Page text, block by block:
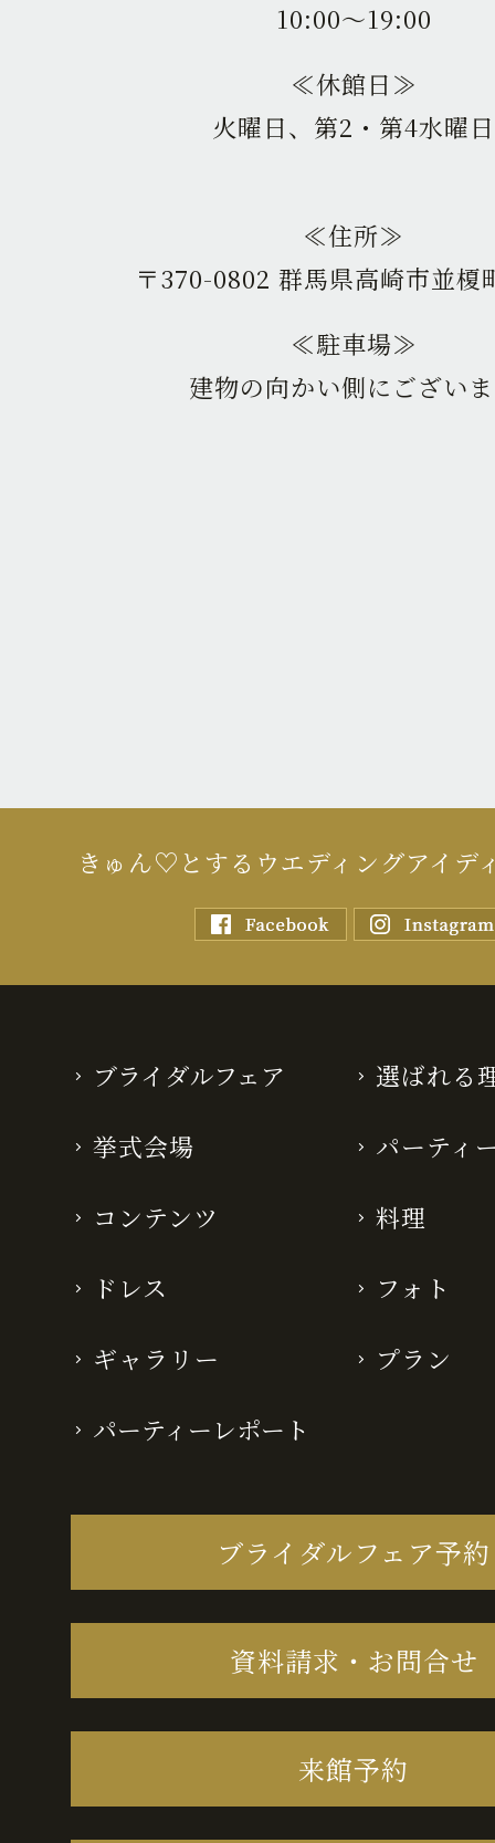
10:00〜19:00
≪休館日≫
火曜日、第2・第4水曜日
≪住所≫
〒370-0802 群馬県高崎市並榎
≪駐車場≫
建物の向かい側にござい
きゅん♡とするウエディングアイデ
ブライダルフェア 選ばれる
挙式会場 パーティ
コンテンツ 料理
ドレス フォト
ギャラリー プラン
パーティーレポート
ブライダルフェア予約
資料請求・お問合せ
来館予約